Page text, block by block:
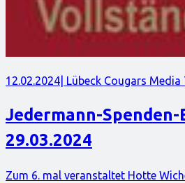
12.02.2024 | Lübeck Cougars Media
Jedermann-
29.03.2024
Zum 6. mal veranstaltet Hotte